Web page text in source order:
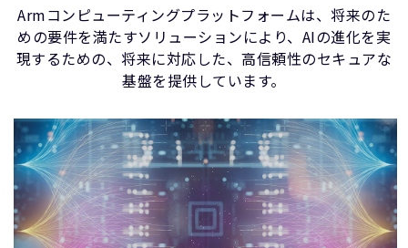
Armコンピューティングプラットフォームは、将来のた
めの要件を満たすソリューションにより、AIの進化を実
現するための、将来に対応した、高信頼性のセキュアな
基盤を提供しています。